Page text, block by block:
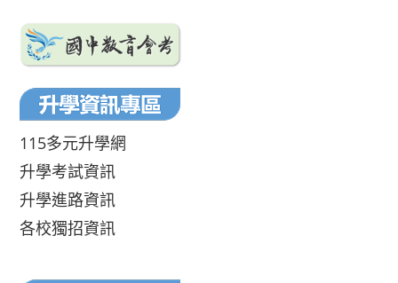
115多元升學網
升學考試資訊
升學進路資訊
各校獨招資訊